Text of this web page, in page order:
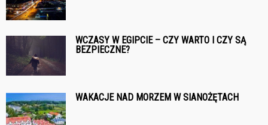
WCZASY W EGIPCIE – CZY WARTO I CZY SĄ
BEZPIECZNE?
WAKACJE NAD MORZEM W SIANOŻĘTACH